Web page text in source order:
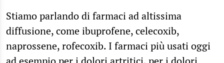
Stiamo parlando di farmaci ad altissima
diffusione, come ibuprofene, celecoxib,
naprossene, rofecoxib. I farmaci più usati oggi